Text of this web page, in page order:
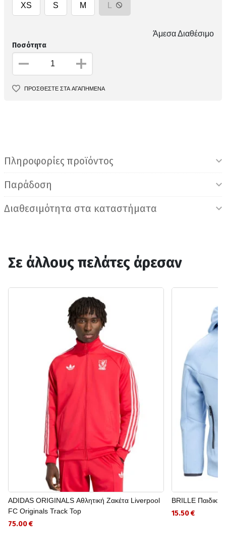
XS S M
Άμεσα Διαθέσιμο
Ποσότητα
ΠΡΟΣΘΕΣΤΕ ΣΤΑ ΑΓΑΠΗΜΕΝΑ
Πληροφορίες προϊόντος
Παράδοση
Διαθεσιμότητα στα καταστήματα
Σε άλλους πελάτες άρεσαν
ADIDAS ORIGINALS Αθλητική Ζακέτα Liverpool
FC Originals Track Top
75.00 €
BRILLE
15.50 €